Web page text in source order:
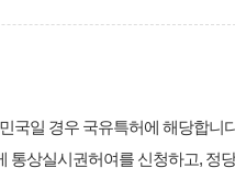
국일 경우 국유특허에 해당합니
통상실시권허여를 신청하고, 정